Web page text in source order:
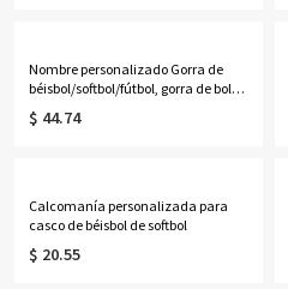
Nombre personalizado Gorra de
béisbol/softbol/fútbol, gorra de bola
personalizada
$ 44.74
Calcomanía personalizada para
casco de béisbol de softbol
$ 20.55